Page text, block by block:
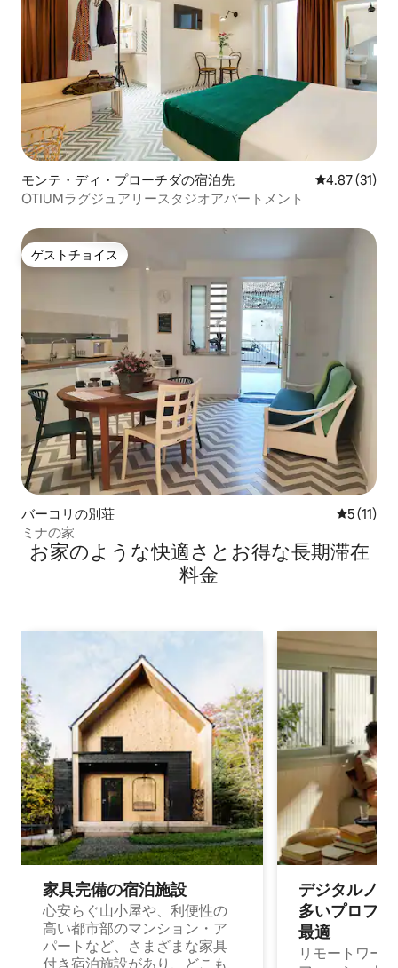
モンテ・ディ・プローチダの宿泊先 レビュー31
4.87 (31)
OTIUMラグジュアリースタジオアパートメント
ゲストチョイス
ゲストチョイス
バーコリの別荘 レビュー
5 (11)
ミナの家
お家のような快⁠適⁠さ⁠とお⁠得⁠な長⁠期⁠滞⁠在
料⁠金
家具完備の宿⁠泊⁠施⁠設
心安らぐ山小屋や、利便性の
高い都市部のマンション・ア
パートなど、さまざまな家具
付き宿泊施設があり、どこも
デジタルノ
多⁠いプ⁠ロ⁠フ⁠
最⁠適
リモートワー